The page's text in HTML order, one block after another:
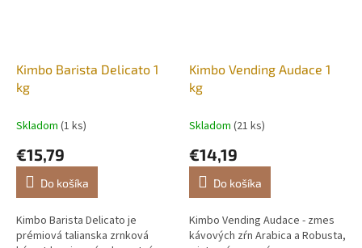
Kimbo Barista Delicato 1
kg
Skladom (1 ks)
€15,79
Do košíka
Kimbo Barista Delicato je
prémiová talianska zrnková
Kimbo Vending Audace 1
kg
Skladom (21 ks)
€14,19
Do košíka
Kimbo Vending Audace - zmes
kávových zŕn Arabica a Robusta,